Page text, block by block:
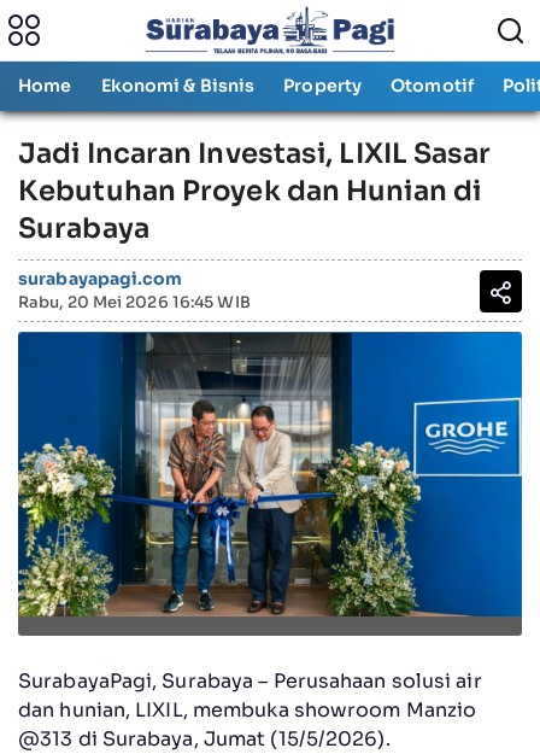
Home Ekonomi & Bisnis Property Otomotif
Jadi Incaran Investasi, LIXIL Sasar
Kebutuhan Proyek dan Hunian di
Surabaya
surabayapagi.com
Rabu, 20 Mei 2026 16:45 WIB
SurabayaPagi, Surabaya – Perusahaan solusi air
dan hunian, LIXIL, membuka showroom Manzio
@313 di Surabaya, Jumat (15/5/2026).